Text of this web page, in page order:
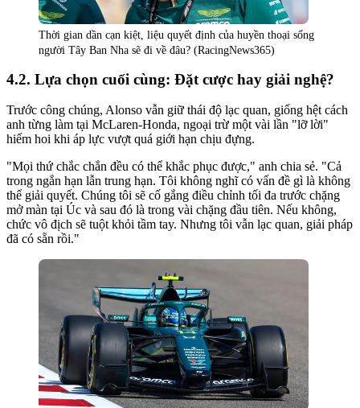
Thời gian dần cạn kiệt, liệu quyết định của huyền thoại sống
người Tây Ban Nha sẽ đi về đâu? (RacingNews365)
Lựa chọn cuối cùng: Đặt cược hay giải nghệ?
Trước công chúng, Alonso vẫn giữ thái độ lạc quan, giống hệt cách
anh từng làm tại McLaren-Honda, ngoại trừ một vài lần "lỡ lời"
hiếm hoi khi áp lực vượt quá giới hạn chịu đựng.
"Mọi thứ chắc chắn đều có thể khắc phục được," anh chia sẻ. "Cả
trong ngắn hạn lẫn trung hạn. Tôi không nghĩ có vấn đề gì là không
thể giải quyết. Chúng tôi sẽ cố gắng điều chỉnh tối đa trước chặng
mở màn tại Úc và sau đó là trong vài chặng đầu tiên. Nếu không,
chức vô địch sẽ tuột khỏi tầm tay. Nhưng tôi vẫn lạc quan, giải pháp
đã có sẵn rồi."